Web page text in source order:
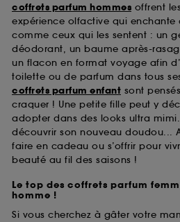
coffrets parfum hommes offrent
expérience olfactive qui enchante
comme ceux qui les sentent : un
déodorant, un baume après-
un flacon en format voyage afin
toilette ou de parfum dans tous
coffrets parfum enfant sont
craquer ! Une petite fille peut y
adopter dans des looks ultra
découvrir son nouveau doudou...
faire en cadeau ou s’offrir pour
beauté au fil des saisons !
Le top des coffrets parfum
homme !
Si vous cherchez à gâter votre
choix" ci-dessous ou décider
Sephora pourra associer les
navigation collectées par ces
finalités acceptées, avec les
collectées ou générées lors de
ou en magasin. Pour refuser
sur "continuer sans accepter".
moment choisir de retirer votrte
souhaitez obtenir plus